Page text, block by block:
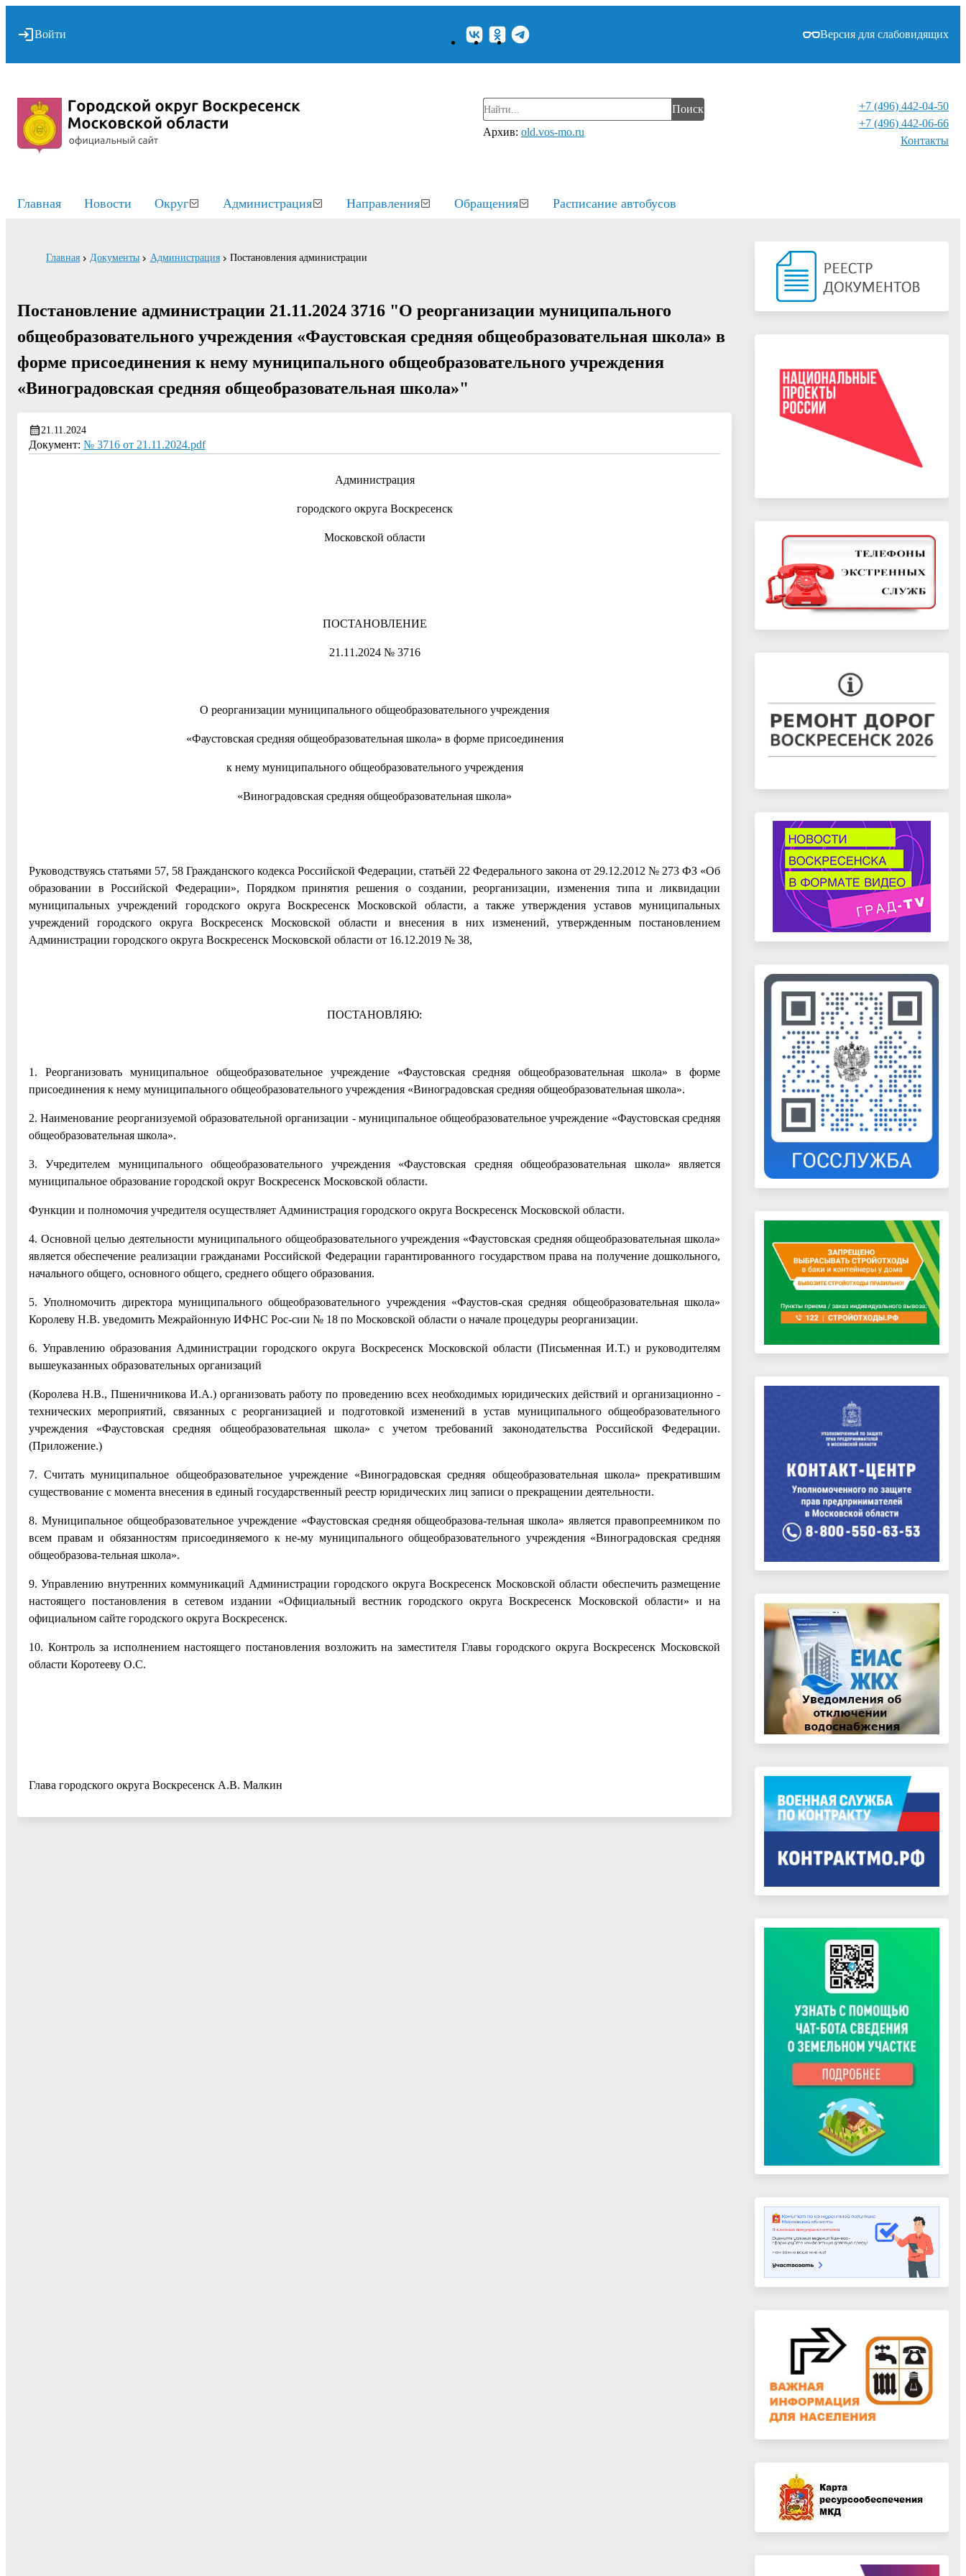
Войти Версия для слабовидящих
Поиск
Архив: old.vos-mo.ru
+7 (496) 442-04-50
+7 (496) 442-06-66
Контакты⁠
Главная Новости Округ Администрация Направления Обращения Расписание автобусов
Главная Документы Администрация Постановления администрации
Постановление администрации 21.11.2024 3716 "О реорганизации муниципального
общеобразовательного учреждения «Фаустовская средняя общеобразовательная школа» в
форме присоединения к нему муниципального общеобразовательного учреждения
«Виноградовская средняя общеобразовательная школа»"
21.11.2024
Документ: № 3716 от 21.11.2024.pdf
Администрация
городского округа Воскресенск
Московской области
ПОСТАНОВЛЕНИЕ
21.11.2024 № 3716
О реорганизации муниципального общеобразовательного учреждения
«Фаустовская средняя общеобразовательная школа» в форме присоединения
к нему муниципального общеобразовательного учреждения
«Виноградовская средняя общеобразовательная школа»
Руководствуясь статьями 57, 58 Гражданского кодекса Российской Федерации, статьёй 22 Федерального закона от 29.12.2012 № 273 ФЗ «Об
образовании в Российской Федерации», Порядком принятия решения о создании, реорганизации, изменения типа и ликвидации
муниципальных учреждений городского округа Воскресенск Московской области, а также утверждения уставов муниципальных
учреждений городского округа Воскресенск Московской области и внесения в них изменений, утвержденным постановлением
Администрации городского округа Воскресенск Московской области от 16.12.2019 № 38,
ПОСТАНОВЛЯЮ:
1. Реорганизовать муниципальное общеобразовательное учреждение «Фаустовская средняя общеобразовательная школа» в форме
присоединения к нему муниципального общеобразовательного учреждения «Виноградовская средняя общеобразовательная школа».
2. Наименование реорганизуемой образовательной организации - муниципальное общеобразовательное учреждение «Фаустовская средняя
общеобразовательная школа».
3. Учредителем муниципального общеобразовательного учреждения «Фаустовская средняя общеобразовательная школа» является
муниципальное образование городской округ Воскресенск Московской области.
Функции и полномочия учредителя осуществляет Администрация городского округа Воскресенск Московской области.
4. Основной целью деятельности муниципального общеобразовательного учреждения «Фаустовская средняя общеобразовательная школа»
является обеспечение реализации гражданами Российской Федерации гарантированного государством права на получение дошкольного,
начального общего, основного общего, среднего общего образования.
5. Уполномочить директора муниципального общеобразовательного учреждения «Фаустов-ская средняя общеобразовательная школа»
Королеву Н.В. уведомить Межрайонную ИФНС Рос-сии № 18 по Московской области о начале процедуры реорганизации.
6. Управлению образования Администрации городского округа Воскресенск Московской области (Письменная И.Т.) и руководителям
вышеуказанных образовательных организаций
(Королева Н.В., Пшеничникова И.А.) организовать работу по проведению всех необходимых юридических действий и организационно -
технических мероприятий, связанных с реорганизацией и подготовкой изменений в устав муниципального общеобразовательного
учреждения «Фаустовская средняя общеобразовательная школа» с учетом требований законодательства Российской Федерации.
(Приложение.)
7. Считать муниципальное общеобразовательное учреждение «Виноградовская средняя общеобразовательная школа» прекратившим
существование с момента внесения в единый государственный реестр юридических лиц записи о прекращении деятельности.
8. Муниципальное общеобразовательное учреждение «Фаустовская средняя общеобразова-тельная школа» является правопреемником по
всем правам и обязанностям присоединяемого к не-му муниципального общеобразовательного учреждения «Виноградовская средняя
общеобразова-тельная школа».
9. Управлению внутренних коммуникаций Администрации городского округа Воскресенск Московской области обеспечить размещение
настоящего постановления в сетевом издании «Официальный вестник городского округа Воскресенск Московской области» и на
официальном сайте городского округа Воскресенск.
10. Контроль за исполнением настоящего постановления возложить на заместителя Главы городского округа Воскресенск Московской
области Коротееву О.С.
Глава городского округа Воскресенск А.В. Малкин